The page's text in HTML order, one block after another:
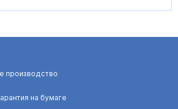
производство
на бумаге